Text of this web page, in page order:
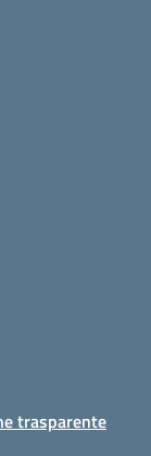
trasparente